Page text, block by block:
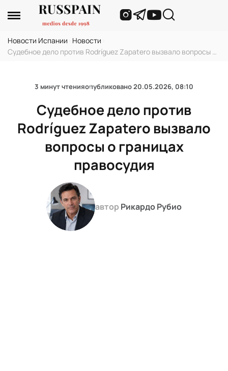
Новости Испании Новости
Судебное дело против Rodríguez Zapatero вызвало вопросы о
3 минут чтенияопубликовано20.05.2026, 08:10
Судебное дело против
Rodríguez Zapatero вызвало
вопросы о границах
правосудия
автор Рикардо Рубио